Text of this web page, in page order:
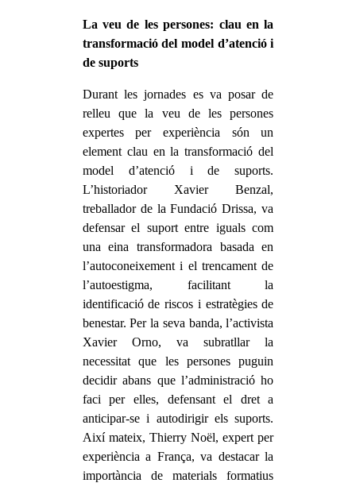
La veu de les persones: clau en la
transformació del model d’atenció i
de suports
Durant les jornades es va posar de
relleu que la veu de les persones
expertes per experiència són un
element clau en la transformació del
model d’atenció i de suports.
L’historiador Xavier Benzal,
treballador de la Fundació Drissa, va
defensar el suport entre iguals com
una eina transformadora basada en
l’autoconeixement i el trencament de
l’autoestigma, facilitant la
identificació de riscos i estratègies de
benestar. Per la seva banda, l’activista
Xavier Orno, va subratllar la
necessitat que les persones puguin
decidir abans que l’administració ho
faci per elles, defensant el dret a
anticipar-se i autodirigir els suports.
Així mateix, Thierry Noël, expert per
experiència a França, va destacar la
importància de materials formatius